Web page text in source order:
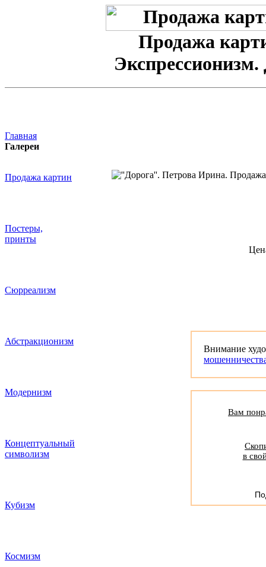
Продажа
Главная
Галереи
Продажа картин
Постеры,
принты
Сюрреализм
Абстракционизм
Модернизм
Концептуальный
символизм
Кубизм
Космизм
Внимание
Вам
в